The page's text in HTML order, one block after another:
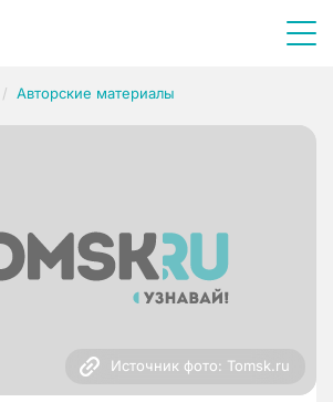
Авторские материалы
Источник фото: Tomsk.ru